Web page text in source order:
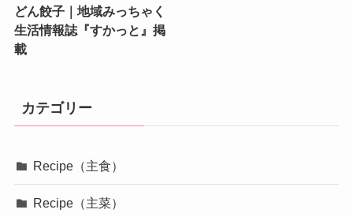
どん餃子｜地域みっちゃく
生活情報誌『すかっと』掲
載
カテゴリー
Recipe（主食）
Recipe（主菜）